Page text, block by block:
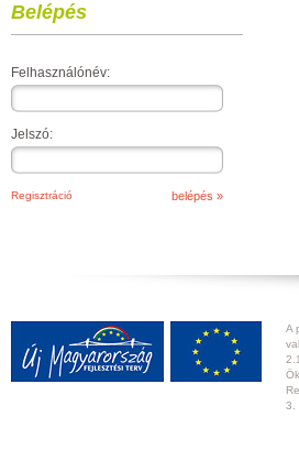
Belépés
Felhasználónév:
Jelszó:
Regisztráció
A
3.